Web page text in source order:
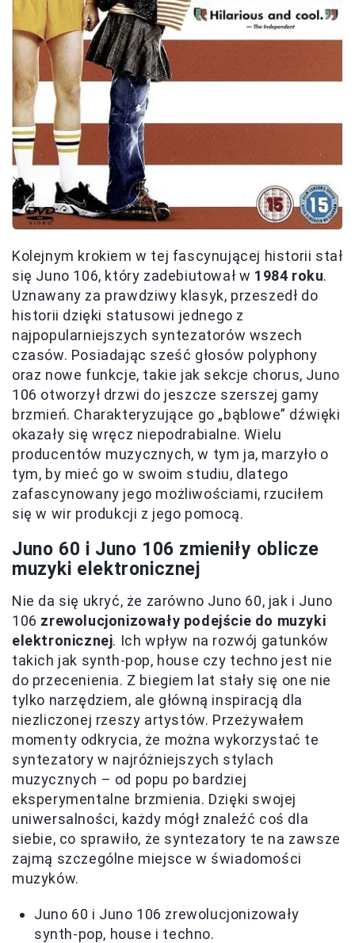
Kolejnym krokiem w tej fascynującej historii stał
się Juno 106, który zadebiutował w 1984 roku.
Uznawany za prawdziwy klasyk, przeszedł do
historii dzięki statusowi jednego z
najpopularniejszych syntezatorów wszech
czasów. Posiadając sześć głosów polyphony
oraz nowe funkcje, takie jak sekcje chorus, Juno
106 otworzył drzwi do jeszcze szerszej gamy
brzmień. Charakteryzujące go „bąblowe” dźwięki
okazały się wręcz niepodrabialne. Wielu
producentów muzycznych, w tym ja, marzyło o
tym, by mieć go w swoim studiu, dlatego
zafascynowany jego możliwościami, rzuciłem
się w wir produkcji z jego pomocą.
Juno 60 i Juno 106 zmieniły oblicze
muzyki elektronicznej
Nie da się ukryć, że zarówno Juno 60, jak i Juno
106 zrewolucjonizowały podejście do muzyki
elektronicznej. Ich wpływ na rozwój gatunków
takich jak synth-pop, house czy techno jest nie
do przecenienia. Z biegiem lat stały się one nie
tylko narzędziem, ale główną inspiracją dla
niezliczonej rzeszy artystów. Przeżywałem
momenty odkrycia, że można wykorzystać te
syntezatory w najróżniejszych stylach
muzycznych – od popu po bardziej
eksperymentalne brzmienia. Dzięki swojej
uniwersalności, każdy mógł znaleźć coś dla
siebie, co sprawiło, że syntezatory te na zawsze
zajmą szczególne miejsce w świadomości
muzyków.
Juno 60 i Juno 106 zrewolucjonizowały
synth-pop, house i techno.